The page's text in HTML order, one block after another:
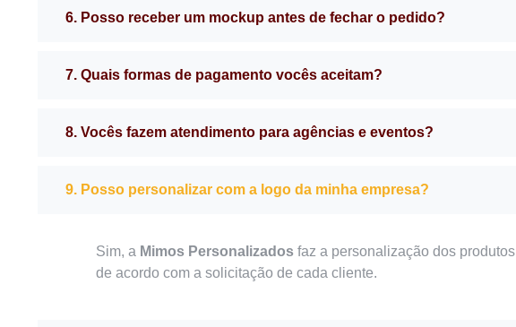
6. Posso receber um mockup antes de fechar o pedido?
7. Quais formas de pagamento vocês aceitam?
8. Vocês fazem atendimento para agências e eventos?
9. Posso personalizar com a logo da minha empresa?
Sim, a Mimos Personalizados faz a personalização dos produtos
de acordo com a solicitação de cada cliente.